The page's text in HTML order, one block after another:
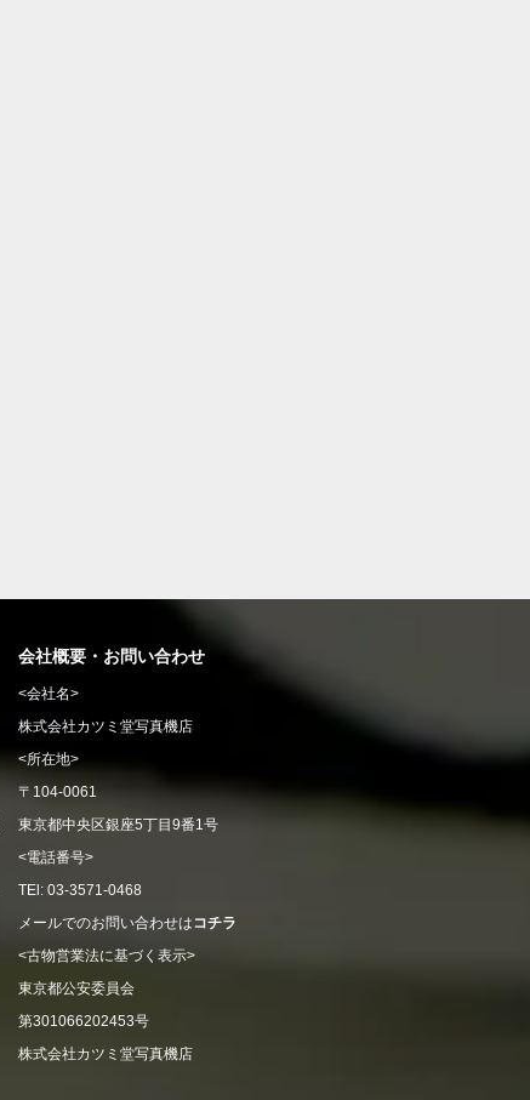
会社概要・お問い合わせ
<会社名>
株式会社カツミ堂写真機店
<所在地>
〒104-0061
東京都中央区銀座5丁目9番1号
<電話番号>
TEl: 03-3571-0468
メールでのお問い合わせはコチラ
<古物営業法に基づく表示>
東京都公安委員会
第301066202453号
株式会社カツミ堂写真機店